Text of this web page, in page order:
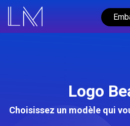
Logo
Choisissez un modèle qui